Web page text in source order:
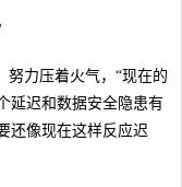
力压着火气，“现在的
延迟和数据安全隐患有
还像现在这样反应迟